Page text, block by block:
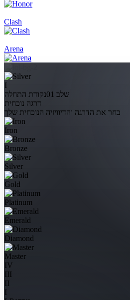
Clash
Arena
I
שלב 01
נקודת התחלה
דרגה נוכחית
בחר את הדרגה והדיוויזיה הנוכחית שלך
Iron
Bronze
Silver
Gold
Platinum
Emerald
Diamond
Master
IV
III
II
I